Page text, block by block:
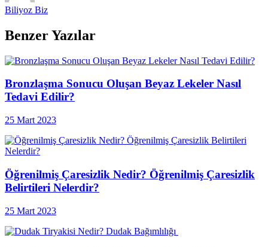
Biliyoz Biz
Benzer Yazılar
Bronzlaşma Sonucu Oluşan Beyaz Lekeler Nasıl
Tedavi Edilir?
25 Mart 2023
Öğrenilmiş Çaresizlik Nedir? Öğrenilmiş Çaresizlik
Belirtileri Nelerdir?
25 Mart 2023